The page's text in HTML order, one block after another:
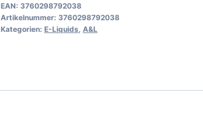
EAN: 3760298792038
Artikelnummer: 3760298792038
Kategorien: E-Liquids A&L